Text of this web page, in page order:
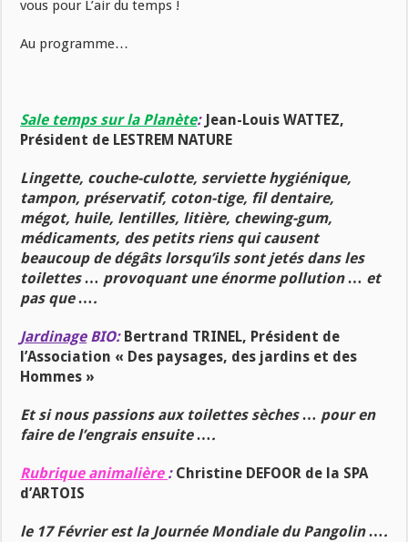
vous pour L’air du temps !
Au programme…
Sale temps sur la Planète: Jean-Louis WATTEZ,
Président de LESTREM NATURE
Lingette, couche-culotte, serviette hygiénique,
tampon, préservatif, coton-tige, fil dentaire,
mégot, huile, lentilles, litière, chewing-gum,
médicaments, des petits riens qui causent
beaucoup de dégâts lorsqu’ils sont jetés dans les
toilettes … provoquant une énorme pollution … et
pas que ….
JardinageBIO: Bertrand TRINEL, Président de
l’Association « Des paysages, des jardins et des
Hommes »
Et si nous passions aux toilettes sèches … pour en
faire de l’engrais ensuite ….
Rubrique animalière : Christine DEFOOR de la SPA
d’ARTOIS
le 17 Février est la Journée Mondiale du Pangolin ….